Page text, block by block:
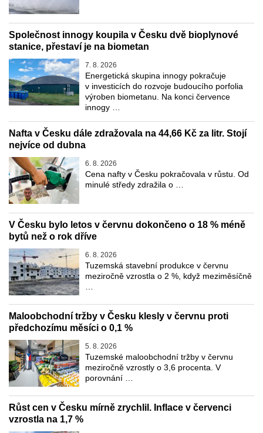
Společnost innogy koupila v Česku dvě bioplynové
stanice, přestaví je na biometan
7. 8. 2026
Energetická skupina innogy pokračuje
v investicích do rozvoje budoucího porfolia
výroben biometanu. Na konci července
innogy …
Nafta v Česku dále zdražovala na 44,66 Kč za litr. Stojí
nejvíce od dubna
6. 8. 2026
Cena nafty v Česku pokračovala v růstu. Od
minulé středy zdražila o …
V Česku bylo letos v červnu dokončeno o 18 % méně
bytů než o rok dříve
6. 8. 2026
Tuzemská stavební produkce v červnu
meziročně vzrostla o 2 %, když meziměsíčně
Maloobchodní tržby v Česku klesly v červnu proti
předchozímu měsíci o 0,1 %
5. 8. 2026
Tuzemské maloobchodní tržby v červnu
meziročně vzrostly o 3,6 procenta. V
porovnání …
Růst cen v Česku mírně zrychlil. Inflace v červenci
vzrostla na 1,7 %